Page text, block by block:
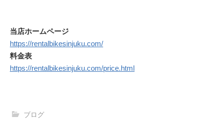
当店ホームページ
https://rentalbikesinjuku.com/
料金表
https://rentalbikesinjuku.com/price.html
ブログ